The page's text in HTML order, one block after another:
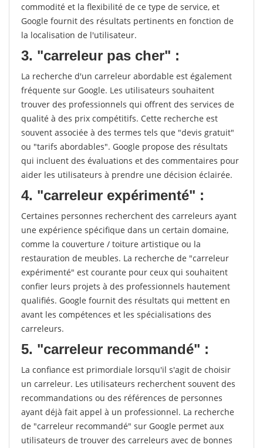
commodité et la flexibilité de ce type de service, et
Google fournit des résultats pertinents en fonction de
la localisation de l'utilisateur.
3. "carreleur pas cher" :
La recherche d'un carreleur abordable est également
fréquente sur Google. Les utilisateurs souhaitent
trouver des professionnels qui offrent des services de
qualité à des prix compétitifs. Cette recherche est
souvent associée à des termes tels que "devis gratuit"
ou "tarifs abordables". Google propose des résultats
qui incluent des évaluations et des commentaires pour
aider les utilisateurs à prendre une décision éclairée.
4. "carreleur expérimenté" :
Certaines personnes recherchent des carreleurs ayant
une expérience spécifique dans un certain domaine,
comme la couverture / toiture artistique ou la
restauration de meubles. La recherche de "carreleur
expérimenté" est courante pour ceux qui souhaitent
confier leurs projets à des professionnels hautement
qualifiés. Google fournit des résultats qui mettent en
avant les compétences et les spécialisations des
carreleurs.
5. "carreleur recommandé" :
La confiance est primordiale lorsqu'il s'agit de choisir
un carreleur. Les utilisateurs recherchent souvent des
recommandations ou des références de personnes
ayant déjà fait appel à un professionnel. La recherche
de "carreleur recommandé" sur Google permet aux
utilisateurs de trouver des carreleurs avec de bonnes